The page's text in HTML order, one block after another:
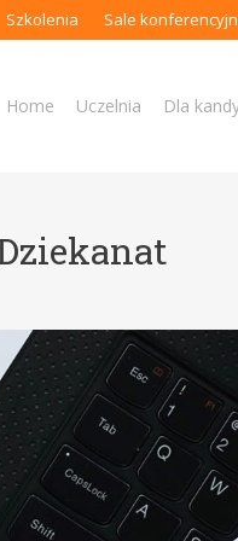
Szkolenia Sale
Home Uczelnia Dla